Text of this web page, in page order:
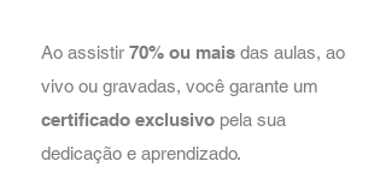
Ao assistir 70% ou mais das aulas, ao
vivo ou gravadas, você garante um
certificado exclusivo pela sua
dedicação e aprendizado.